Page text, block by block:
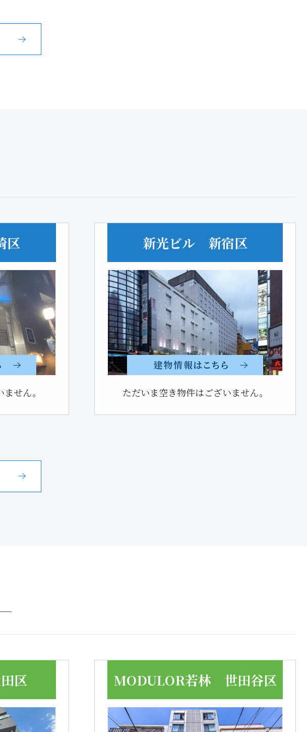
区
せん。
新光ビル 新宿区
ただいま空き物件はございません。
―
区 MODULOR若林 世田谷区